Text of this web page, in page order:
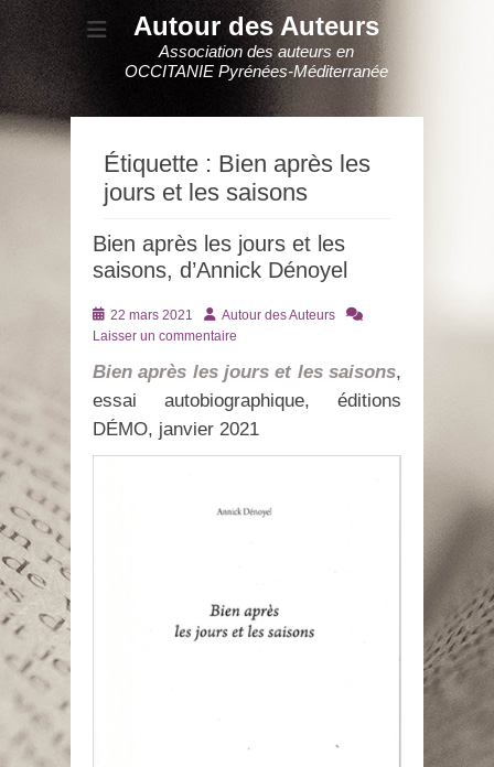
Autour des Auteurs
Association des auteurs en
OCCITANIE Pyrénées-Méditerranée
Étiquette : Bien après les
jours et les saisons
Bien après les jours et les
saisons, d’Annick Dénoyel
Posté
le
22 mars 2021 AuteurAutour des Auteurs
Laisser un commentaire
Bien après les jours et les saisons,
essai autobiographique, éditions
DÉMO, janvier 2021